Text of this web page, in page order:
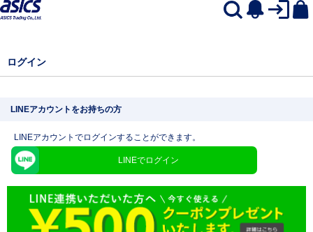
ログイン
LINEアカウントをお持ちの方
LINEアカウントでログインすることができます。
LINEでログイン